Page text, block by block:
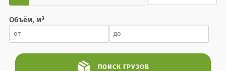
Объём, м³
ПОИСК ГРУЗОВ